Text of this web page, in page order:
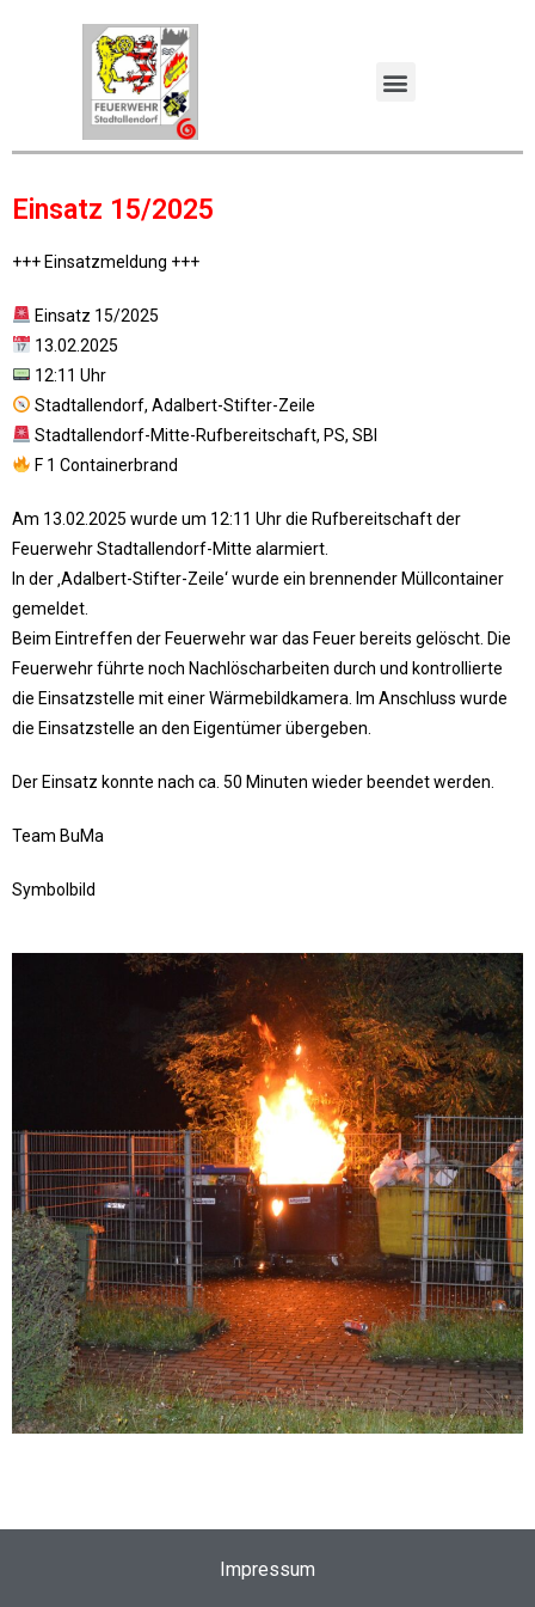
Einsatz 15/2025
+++ Einsatzmeldung +++
Einsatz 15/2025
13.02.2025
12:11 Uhr
Stadtallendorf, Adalbert-Stifter-Zeile
Stadtallendorf-Mitte-Rufbereitschaft, PS, SBI
F 1 Containerbrand
Am 13.02.2025 wurde um 12:11 Uhr die Rufbereitschaft der
Feuerwehr Stadtallendorf-Mitte alarmiert.
In der ‚Adalbert-Stifter-Zeile‘ wurde ein brennender Müllcontainer
gemeldet.
Beim Eintreffen der Feuerwehr war das Feuer bereits gelöscht. Die
Feuerwehr führte noch Nachlöscharbeiten durch und kontrollierte
die Einsatzstelle mit einer Wärmebildkamera. Im Anschluss wurde
die Einsatzstelle an den Eigentümer übergeben.
Der Einsatz konnte nach ca. 50 Minuten wieder beendet werden.
Team BuMa
Symbolbild
Impressum